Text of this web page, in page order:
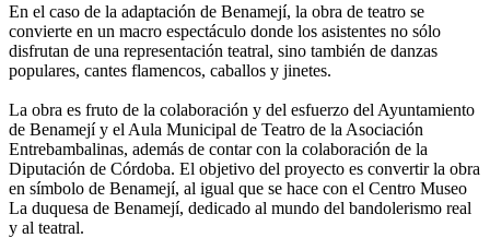
En el caso de la adaptación de Benamejí, la obra de teatro se
convierte en un macro espectáculo donde los asistentes no sólo
disfrutan de una representación teatral, sino también de danzas
populares, cantes flamencos, caballos y jinetes.
La obra es fruto de la colaboración y del esfuerzo del Ayuntamiento
de Benamejí y el Aula Municipal de Teatro de la Asociación
Entrebambalinas, además de contar con la colaboración de la
Diputación de Córdoba. El objetivo del proyecto es convertir la obra
en símbolo de Benamejí, al igual que se hace con el Centro Museo
La duquesa de Benamejí, dedicado al mundo del bandolerismo real
y al teatral.